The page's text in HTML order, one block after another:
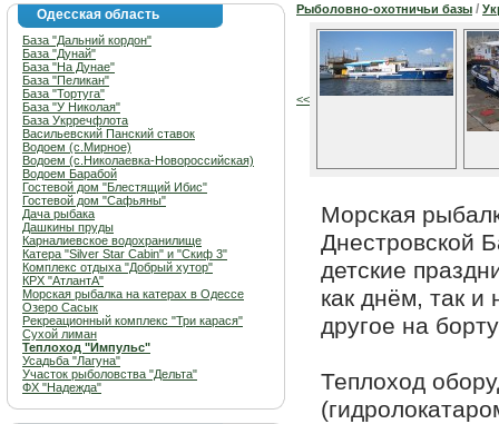
Одесская область
База "Дальний кордон"
База "Дунай"
База "На Дунае"
База "Пеликан"
База "Тортуга"
База "У Николая"
База Укрречфлота
Васильевский Панский ставок
Водоем (с.Мирное)
Водоем (с.Николаевка-Новороссийская)
Водоем Барабой
Гостевой дом "Блестящий Ибис"
Гостевой дом "Сафьяны"
Дача рыбака
Дашкины пруды
Карналиевское водохранилище
Катера "Silver Star Cabin" и "Скиф 3"
Комплекс отдыха "Добрый хутор"
КРХ "АтлантА"
Морская рыбалка на катерах в Одессе
Озеро Сасык
Рекреационный комплекс "Три карася"
Сухой лиман
Теплоход "Импульс"
Усадьба "Лагуна"
Участок рыболовства "Дельта"
ФХ "Надежда"
Рыболовно-охотничьи базы /
<<
Морская
Днестровской
детские
как днём, так и
другое на
Теплоход